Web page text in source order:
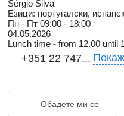
Sérgio Silva
Езици: португалски,
Пн - Пт 09:00 - 18:00
04.05.2026
Lunch time - from 12.00 until
+351 22 747...
Обадете ми се